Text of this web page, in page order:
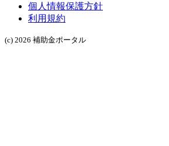
個人情報保護方針
利用規約
(c) 2026 補助金ポータル